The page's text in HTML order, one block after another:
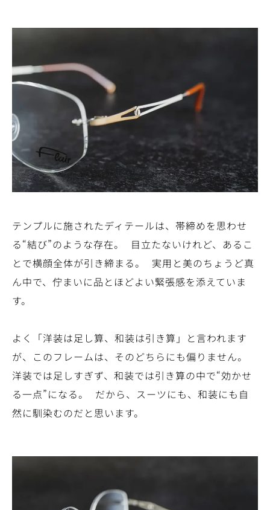
テンプルに施されたディテールは、帯締めを思わせ
る“結び”のような存在。 目立たないけれど、あるこ
とで横顔全体が引き締まる。 実用と美のちょうど真
ん中で、佇まいに品とほどよい緊張感を添えていま
す。
よく「洋装は足し算、和装は引き算」と言われます
が、このフレームは、そのどちらにも偏りません。
洋装では足しすぎず、和装では引き算の中で“効かせ
る一点”になる。 だから、スーツにも、和装にも自
然に馴染むのだと思います。